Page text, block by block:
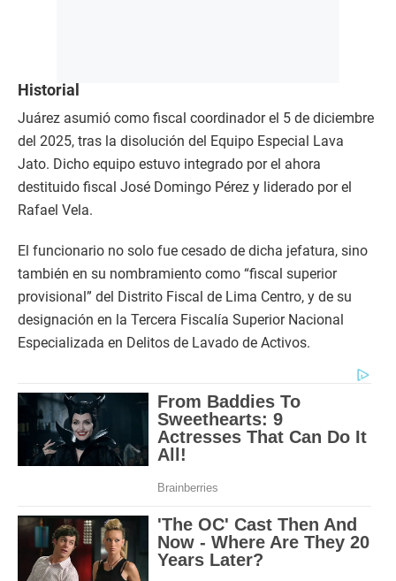
Historial
Juárez asumió como fiscal coordinador el 5 de diciembre
del 2025, tras la disolución del Equipo Especial Lava
Jato. Dicho equipo estuvo integrado por el ahora
destituido fiscal José Domingo Pérez y liderado por el
Rafael Vela.
El funcionario no solo fue cesado de dicha jefatura, sino
también en su nombramiento como “fiscal superior
provisional” del Distrito Fiscal de Lima Centro, y de su
designación en la Tercera Fiscalía Superior Nacional
Especializada en Delitos de Lavado de Activos.